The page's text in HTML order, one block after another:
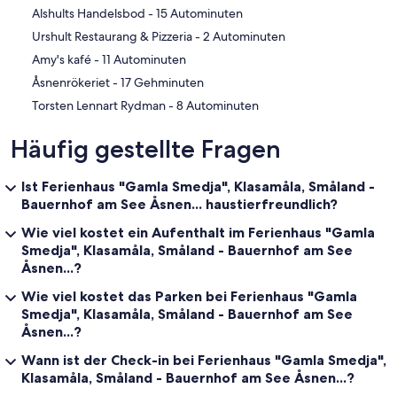
‪Alshults Handelsbod - ‬15 Autominuten
‪Urshult Restaurang & Pizzeria - ‬2 Autominuten
‪Amy's kafé - ‬11 Autominuten
‪Åsnenrökeriet - ‬17 Gehminuten
‪Torsten Lennart Rydman - ‬8 Autominuten
Häufig gestellte Fragen
Ist Ferienhaus "Gamla Smedja", Klasamåla, Småland -
Bauernhof am See Åsnen... haustierfreundlich?
Wie viel kostet ein Aufenthalt im Ferienhaus "Gamla
Smedja", Klasamåla, Småland - Bauernhof am See
Åsnen...?
Wie viel kostet das Parken bei Ferienhaus "Gamla
Smedja", Klasamåla, Småland - Bauernhof am See
Åsnen...?
Wann ist der Check-in bei Ferienhaus "Gamla Smedja",
Klasamåla, Småland - Bauernhof am See Åsnen...?